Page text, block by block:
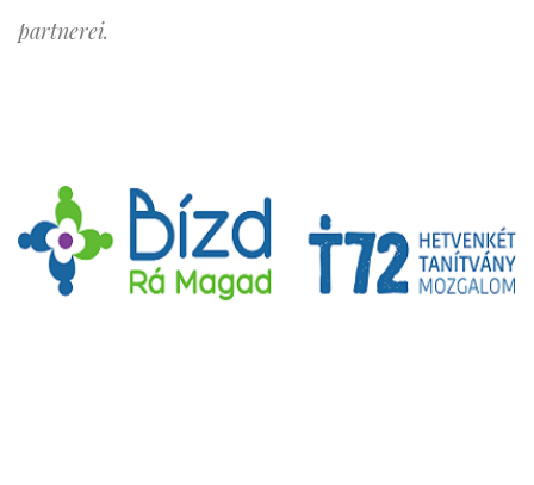
partnerei.